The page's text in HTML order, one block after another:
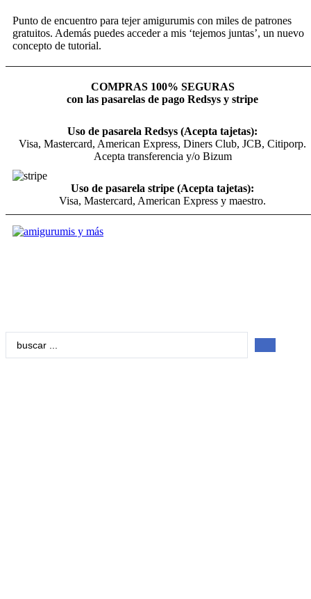
Punto de encuentro para tejer amigurumis con miles de patrones
gratuitos. Además puedes acceder a mis ‘tejemos juntas’, un nuevo
concepto de tutorial.
COMPRAS 100% SEGURAS
con las pasarelas de pago Redsys y stripe
Uso de pasarela Redsys (Acepta tajetas):
Visa, Mastercard, American Express, Diners Club, JCB, Citiporp.
Acepta transferencia y/o Bizum
Uso de pasarela stripe (Acepta tajetas):
Visa, Mastercard, American Express y maestro.